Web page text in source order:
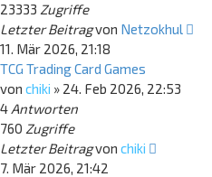
23333 Zugriffe
Letzter Beitragvon Netzokhul
11. Mär 2026, 21:18
TCG Trading Card Games
von chiki » 24. Feb 2026, 22:53
4 Antworten
760 Zugriffe
Letzter Beitragvon chiki
7. Mär 2026, 21:42